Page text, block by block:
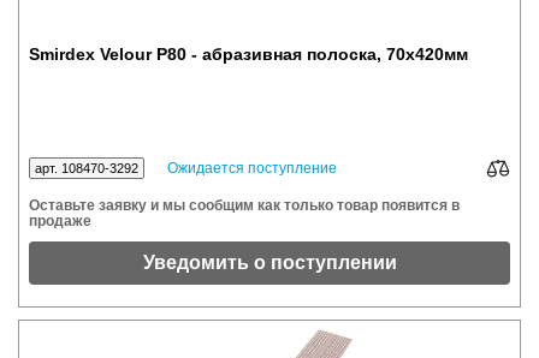
Smirdex Velour Р80 - абразивная полоска, 70x420мм
арт. 108470-3292 Ожидается поступление
Оставьте заявку и мы сообщим как только товар появится в
продаже
Уведомить о поступлении